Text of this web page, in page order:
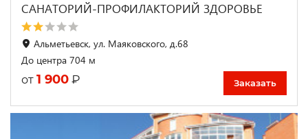
САНАТОРИЙ-ПРОФИЛАКТОРИЙ ЗДОРОВЬЕ
Альметьевск, ул. Маяковского, д.68
До центра 704 м
от 1 900 ₽ Заказать